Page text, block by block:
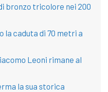
bronzo tricolore nei 200
la caduta di 70 metri a
Leoni rimane al
la sua storica